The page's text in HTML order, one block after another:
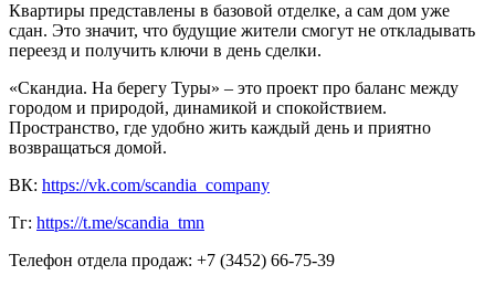
Квартиры представлены в базовой отделке, а сам дом уже
сдан. Это значит, что будущие жители смогут не откладывать
переезд и получить ключи в день сделки.
«Скандиа. На берегу Туры» – это проект про баланс между
городом и природой, динамикой и спокойствием.
Пространство, где удобно жить каждый день и приятно
возвращаться домой.
ВК: https://vk.com/scandia_company
Тг: https://t.me/scandia_tmn
Телефон отдела продаж: +7 (3452) 66-75-39